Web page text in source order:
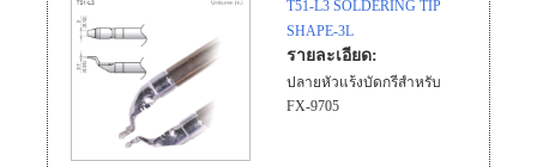
T51-L3 SOLDERING TIP
SHAPE-3L
รายละเอียด:
ปลายหัวแร้งบัดกรีสำหรับ
FX-9705